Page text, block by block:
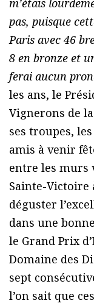
m’étais
pas, puisque
Paris avec 46
8 en bronze et
ferai aucun
les ans, le
Vignerons de
ses troupes,
amis à venir
entre les murs
Sainte-Victoire
déguster
dans une
le Grand Prix
Domaine des
sept
l’on sait que